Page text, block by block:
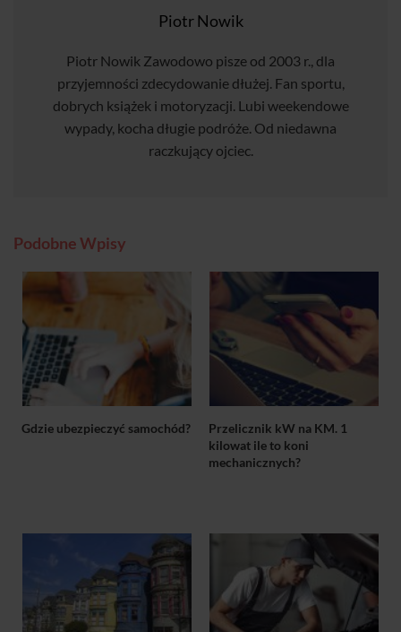
Piotr Nowik
Piotr Nowik Zawodowo pisze od 2003 r., dla
przyjemności zdecydowanie dłużej. Fan sportu,
dobrych książek i motoryzacji. Lubi weekendowe
wypady, kocha długie podróże. Od niedawna
raczkujący ojciec.
Podobne Wpisy
Gdzie ubezpieczyć samochód?
Przelicznik kW na KM. 1
kilowat ile to koni
mechanicznych?